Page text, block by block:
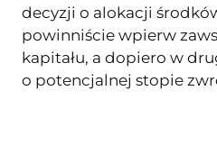
decyzji o alokacji
powinniście wpierw
kapitału, a dopiero w
o potencjalnej stopie